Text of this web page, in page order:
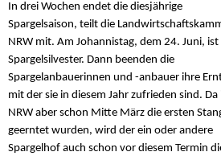
In drei Wochen endet die diesjährige
Spargelsaison, teilt die
NRW mit. Am Johannistag, dem 24. Juni, ist
Spargelsilvester. Dann beenden die
Spargelanbauerinnen und -anbauer ihre
mit der sie in diesem Jahr zufrieden sind. Da
NRW aber schon Mitte März die ersten
geerntet wurden, wird der ein oder andere
Spargelhof auch schon vor diesem Termin